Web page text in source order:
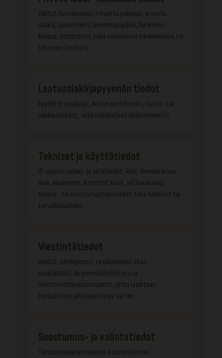
Valitut tuoteluokat, toivottu pakkaus, arvioitu
määrä, suunniteltu lanseerauspäivä, hankkeen
kuvaus, kommentit sekä valinnainen hankekuvaus tai
tekninen tiedosto.
Laatuasiakirjapyynnön tiedot
Pyydetyt asiakirjat, kuten sertifiointi-, tuote- tai
pakkaustiedot, sekä mahdolliset lisäkommentit.
Tekniset ja käyttötiedot
IP-osoite, selain- ja laitetiedot, kieli, likimääräinen
alue, aikaleimat, katsotut sivut, viittaava sivu,
eväste- tai suostumustunnisteet sekä tekniset tai
turvallisuuslokit.
Viestintätiedot
Viestit, sähköpostit, reaaliaikaiset chat-
keskustelut, kirjeenvaihtohistoria ja
liiketoimintamuistiinpanot, jotka laaditaan
tiedustelusi jatkokäsittelyä varten.
Suostumus- ja valintatiedot
Tietosuojavahvistuksesi, evästevalintasi,